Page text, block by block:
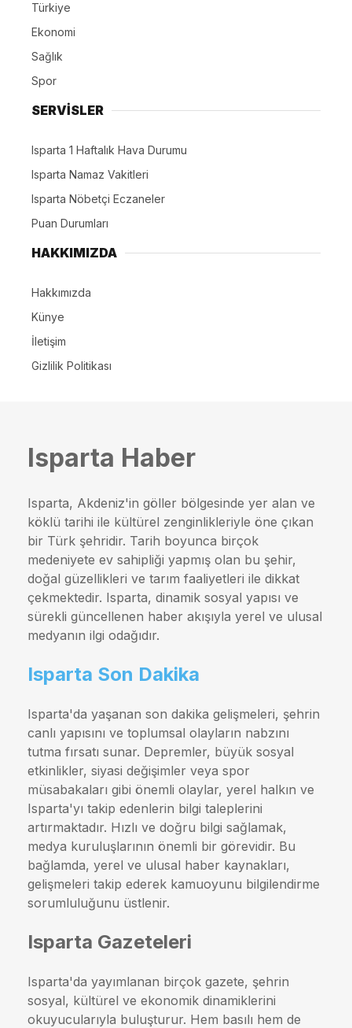
Türkiye
Ekonomi
Sağlık
Spor
SERVİSLER
Isparta 1 Haftalık Hava Durumu
Isparta Namaz Vakitleri
Isparta Nöbetçi Eczaneler
Puan Durumları
HAKKIMIZDA
Hakkımızda
Künye
İletişim
Gizlilik Politikası
Isparta Haber
Isparta, Akdeniz'in göller bölgesinde yer alan ve
köklü tarihi ile kültürel zenginlikleriyle öne çıkan
bir Türk şehridir. Tarih boyunca birçok
medeniyete ev sahipliği yapmış olan bu şehir,
doğal güzellikleri ve tarım faaliyetleri ile dikkat
çekmektedir. Isparta, dinamik sosyal yapısı ve
sürekli güncellenen haber akışıyla yerel ve ulusal
medyanın ilgi odağıdır.
Isparta Son Dakika
Isparta'da yaşanan son dakika gelişmeleri, şehrin
canlı yapısını ve toplumsal olayların nabzını
tutma fırsatı sunar. Depremler, büyük sosyal
etkinlikler, siyasi değişimler veya spor
müsabakaları gibi önemli olaylar, yerel halkın ve
Isparta'yı takip edenlerin bilgi taleplerini
artırmaktadır. Hızlı ve doğru bilgi sağlamak,
medya kuruluşlarının önemli bir görevidir. Bu
bağlamda, yerel ve ulusal haber kaynakları,
gelişmeleri takip ederek kamuoyunu bilgilendirme
sorumluluğunu üstlenir.
Isparta Gazeteleri
Isparta'da yayımlanan birçok gazete, şehrin
sosyal, kültürel ve ekonomik dinamiklerini
okuyucularıyla buluşturur. Hem basılı hem de